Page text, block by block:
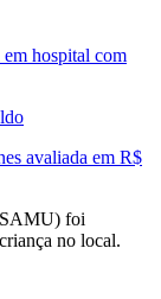
em hospital com
avaliada em R$
foi
no local.